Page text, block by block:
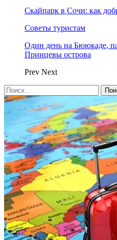
Скайпарк в Сочи: как
Советы туристам
Один день на Бююкаде,
Принцевы острова
Prev Next